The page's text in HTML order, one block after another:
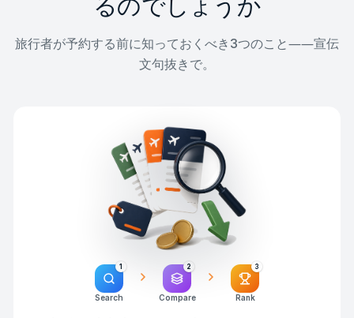
旅行者が予約する前に知っておくべき3つのこと――宣伝
文句抜きで。
1
Search
2
Compare
3
Rank